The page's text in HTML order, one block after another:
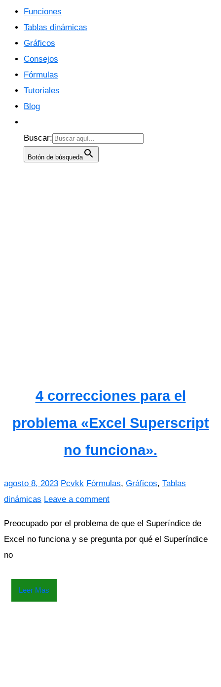
Funciones
Tablas dinámicas
Gráficos
Consejos
Fórmulas
Tutoriales
Blog
Buscar:
Botón de búsqueda
4 correcciones para el
problema «Excel Superscript
no funciona».
agosto 8, 2023 Pcvkk Fórmulas, Gráficos, Tablas
dinámicas Leave a comment
Preocupado por el problema de que el Superíndice de
Excel no funciona y se pregunta por qué el Superíndice
no
Leer Mas